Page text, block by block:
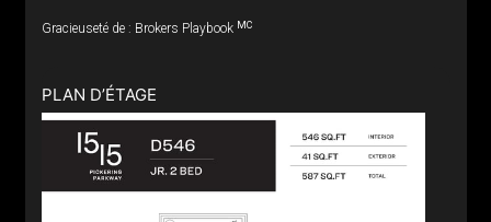
Gracieuseté de : Brokers Playbook MC
PLAN D’ÉTAGE